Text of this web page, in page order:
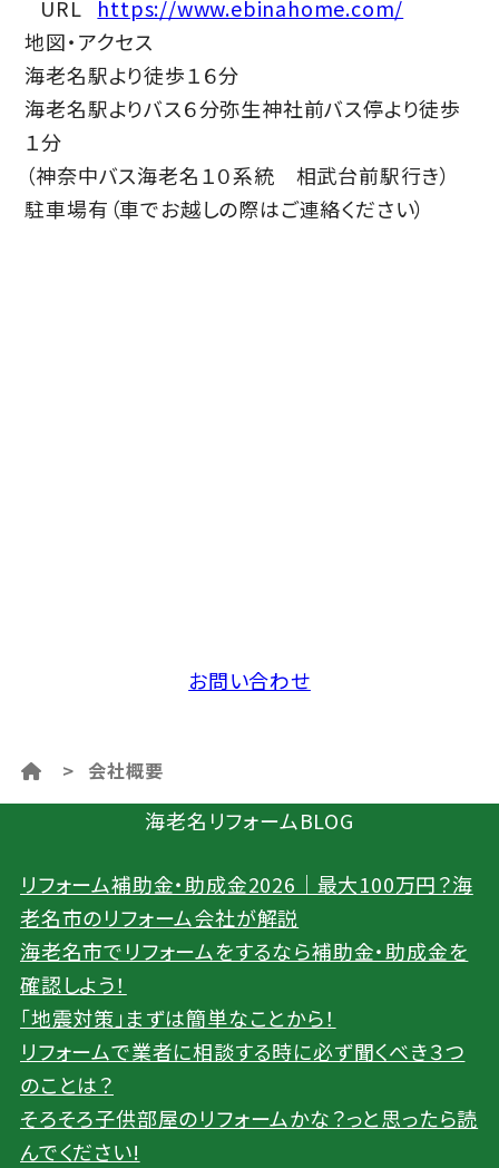
URL
https://www.ebinahome.com/
地図・アクセス
海老名駅より徒歩１６分
海老名駅よりバス６分弥生神社前バス停より徒歩
１分
（神奈中バス海老名１０系統 相武台前駅行き）
駐車場有（車でお越しの際はご連絡ください）
お問い合わせ
> 会社概要
海老名リフォームBLOG
リフォーム補助金・助成金2026｜最大100万円？海
老名市のリフォーム会社が解説
海老名市でリフォームをするなら補助金・助成金を
確認しよう！
「地震対策」まずは簡単なことから！
リフォームで業者に相談する時に必ず聞くべき３つ
のことは？
そろそろ子供部屋のリフォームかな？っと思ったら読
んでください!